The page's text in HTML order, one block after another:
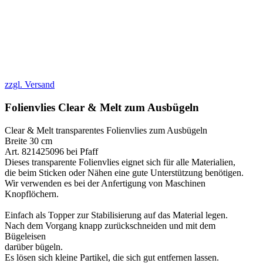
zzgl. Versand
Folienvlies Clear & Melt zum Ausbügeln
Clear & Melt transparentes Folienvlies zum Ausbügeln
Breite 30 cm
Art. 821425096 bei Pfaff
Dieses transparente Folienvlies eignet sich für alle Materialien,
die beim Sticken oder Nähen eine gute Unterstützung benötigen.
Wir verwenden es bei der Anfertigung von Maschinen
Knopflöchern.
Einfach als Topper zur Stabilisierung auf das Material legen.
Nach dem Vorgang knapp zurückschneiden und mit dem
Bügeleisen
darüber bügeln.
Es lösen sich kleine Partikel, die sich gut entfernen lassen.